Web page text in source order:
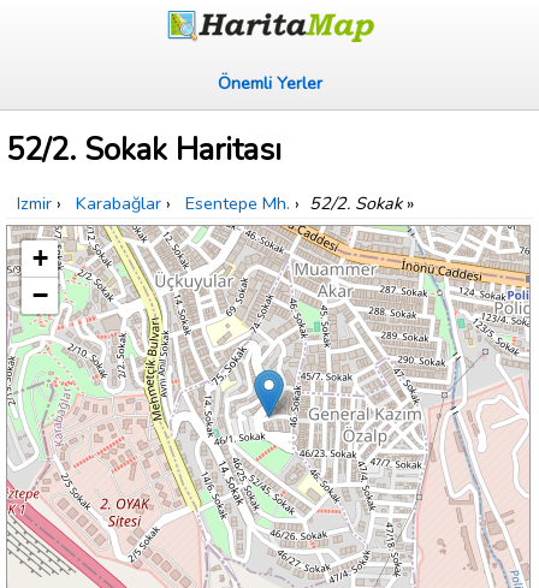
Önemli Yerler
52/2. Sokak Haritası
Izmir › Karabağlar › Esentepe Mh. › 52/2. Sokak»
+
−